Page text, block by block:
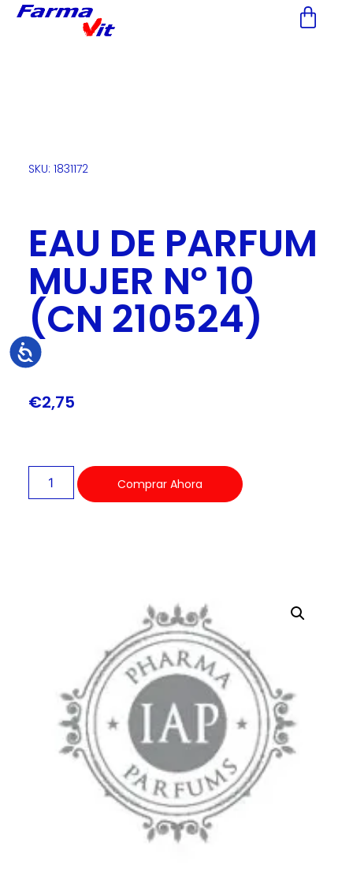
Nota:
accesibilidad.
Accesibilidad
SKU: 1831172
EAU DE PARFUM
MUJER Nº 10
(CN 210524)
€2,75
Comprar Ahora